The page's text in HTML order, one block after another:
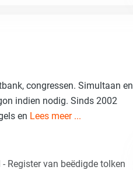
congressen. Simultaan en
indien nodig. Sinds 2002
en Lees meer ...
Register van beëdigde tolken